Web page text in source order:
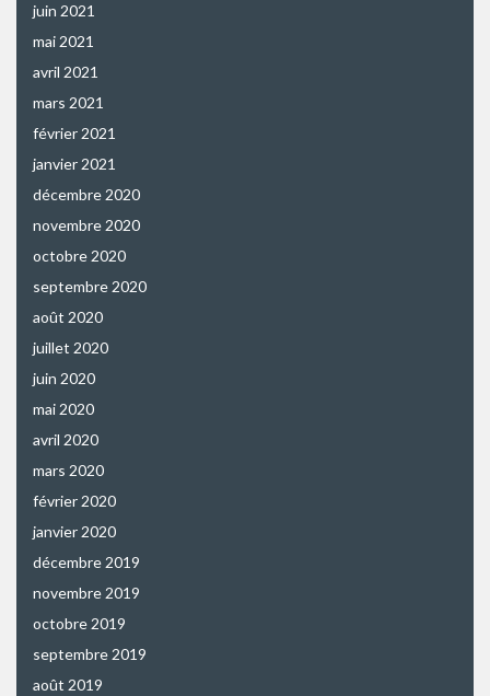
juin 2021
mai 2021
avril 2021
mars 2021
février 2021
janvier 2021
décembre 2020
novembre 2020
octobre 2020
septembre 2020
août 2020
juillet 2020
juin 2020
mai 2020
avril 2020
mars 2020
février 2020
janvier 2020
décembre 2019
novembre 2019
octobre 2019
septembre 2019
août 2019